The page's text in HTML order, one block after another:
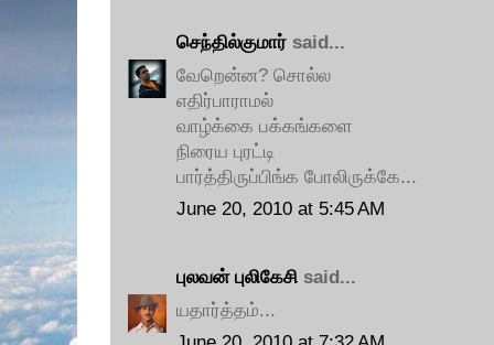
செந்தில்குமார் said...
வேறென்ன? சொல்ல
எதிர்பாராமல்
வாழ்க்கை பக்கங்களை
நிரைய புரட்டி
பார்த்திருப்பிங்க போலிருக்கே...
June 20, 2010 at 5:45 AM
புலவன் புலிகேசி said...
யதார்த்தம்...